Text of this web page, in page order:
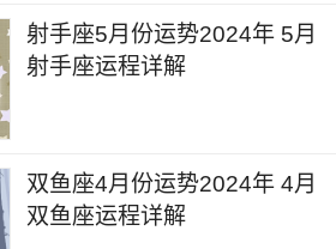
人的学业进修领域会带来影响
。
尤其对于高校群体的学生来
赛、论文发表相关的事宜，但
也容易出现一些好高骛远的心
射手座5月份运势2024年 5月
射手座运程详解
双鱼座4月份运势2024年 4月
双鱼座运程详解